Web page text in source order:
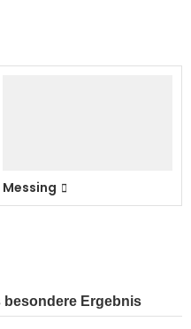
Messing
besondere Ergebnis